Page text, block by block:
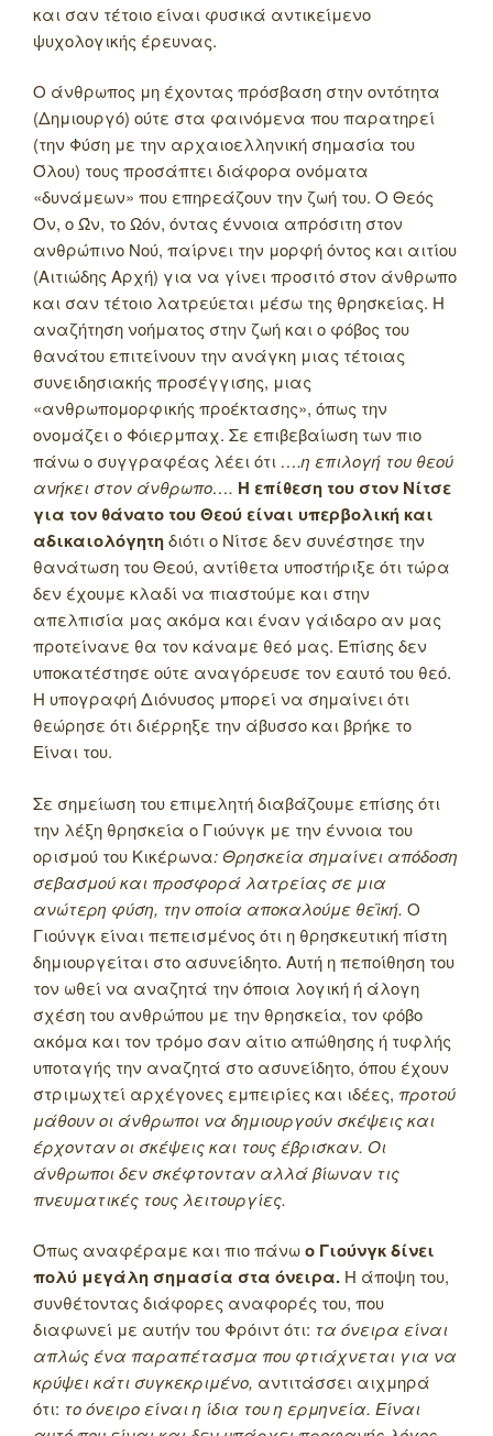
και σαν τέτοιο είναι φυσικά αντικείμενο
ψυχολογικής έρευνας.
Ο άνθρωπος μη έχοντας πρόσβαση στην οντότητα
(Δημιουργό) ούτε στα φαινόμενα που παρατηρεί
(την Φύση με την αρχαιοελληνική σημασία του
Όλου) τους προσάπτει διάφορα ονόματα
«δυνάμεων» που επηρεάζουν την ζωή του. Ο Θεός
Όν, ο Ών, το Ωόν, όντας έννοια απρόσιτη στον
ανθρώπινο Νού, παίρνει την μορφή όντος και αιτίου
(Αιτιώδης Αρχή) για να γίνει προσιτό στον άνθρωπο
και σαν τέτοιο λατρεύεται μέσω της θρησκείας. Η
αναζήτηση νοήματος στην ζωή και ο φόβος του
θανάτου επιτείνουν την ανάγκη μιας τέτοιας
συνειδησιακής προσέγγισης, μιας
«ανθρωπομορφικής προέκτασης», όπως την
ονομάζει ο Φόιερμπαχ. Σε επιβεβαίωση των πιο
πάνω ο συγγραφέας λέει ότι ….η επιλογή του θεού
ανήκει στον άνθρωπο…. Η επίθεση του στον Νίτσε
για τον θάνατο του Θεού είναι υπερβολική και
αδικαιολόγητηδιότι ο Νίτσε δεν συνέστησε την
θανάτωση του Θεού, αντίθετα υποστήριξε ότι τώρα
δεν έχουμε κλαδί να πιαστούμε και στην
απελπισία μας ακόμα και έναν γάιδαρο αν μας
προτείνανε θα τον κάναμε θεό μας. Επίσης δεν
υποκατέστησε ούτε αναγόρευσε τον εαυτό του θεό.
Η υπογραφή Διόνυσος μπορεί να σημαίνει ότι
θεώρησε ότι διέρρηξε την άβυσσο και βρήκε το
Είναι του.
Σε σημείωση του επιμελητή διαβάζουμε επίσης ότι
την λέξη θρησκεία ο Γιούνγκ με την έννοια του
ορισμού του Κικέρωνα: Θρησκεία σημαίνει απόδοση
σεβασμού και προσφορά λατρείας σε μια
ανώτερη φύση, την οποία αποκαλούμε θεϊκή. Ο
Γιούνγκ είναι πεπεισμένος ότι η θρησκευτική πίστη
δημιουργείται στο ασυνείδητο. Αυτή η πεποίθηση του
τον ωθεί να αναζητά την όποια λογική ή άλογη
σχέση του ανθρώπου με την θρησκεία, τον φόβο
ακόμα και τον τρόμο σαν αίτιο απώθησης ή τυφλής
υποταγής την αναζητά στο ασυνείδητο, όπου έχουν
στριμωχτεί αρχέγονες εμπειρίες και ιδέες, προτού
μάθουν οι άνθρωποι να δημιουργούν σκέψεις και
έρχονταν οι σκέψεις και τους έβρισκαν. Οι
άνθρωποι δεν σκέφτονταν αλλά βίωναν τις
πνευματικές τους λειτουργίες.
Όπως αναφέραμε και πιο πάνωο Γιούνγκ δίνει
πολύ μεγάλη σημασία στα όνειρα. Η άποψη του,
συνθέτοντας διάφορες αναφορές του, που
διαφωνεί με αυτήν του Φρόιντ ότι: τα όνειρα είναι
απλώς ένα παραπέτασμα που φτιάχνεται για να
κρύψει κάτι συγκεκριμένο, αντιτάσσει αιχμηρά
ότι: το όνειρο είναι η ίδια του η ερμηνεία. Είναι